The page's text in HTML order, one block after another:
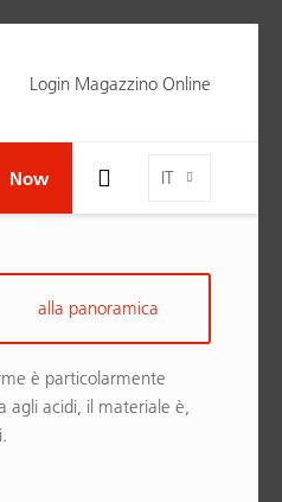
Login Magazzino Online
IT
Toggle Search Bar Visibility For Wide Screens
Now
è particolarmente
agli acidi, il materiale è,
alla panoramica